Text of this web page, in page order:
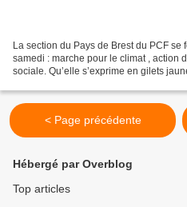
La section du Pays de Brest du PCF
samedi : marche pour le climat , action
sociale. Qu’elle s’exprime en gilets
< Page précédente
Hébergé par Overblog
Top articles